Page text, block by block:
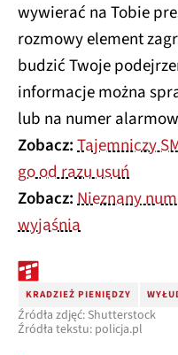
wywierać na Tobie
rozmowy element
budzić Twoje
informacje można
lub na numer
Zobacz:Tajemniczy
go od razu usuń
Zobacz:Nieznany
wyjaśnia
KRADZIEŻ PIENIĘDZY
Źródła zdjęć: Shutterstock
Źródła tekstu: policja.pl